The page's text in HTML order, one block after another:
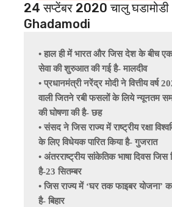
24 सप्टेंबर 2020 चालु
Ghadamodi
• हाल ही में भारत और जिस देश के बीच एक
सेवा की शुरुआत की गई है- मालदीव
• प्रधानमंत्री नरेंद्र मोदी ने वित्तीय वर्ष
वाली जितने रबी फसलों के लिये न्यूनतम
की घोषणा की है- छह
• संसद ने जिस राज्य में राष्ट्रीय रक्षा
के लिए विधेयक पारित किया है- गुजरात
• अंतरराष्ट्रीय सांकेतिक भाषा दिवस जिस
है-23 सितम्बर
• जिस राज्य में ‘घर तक फाइबर योजना’
है- बिहार